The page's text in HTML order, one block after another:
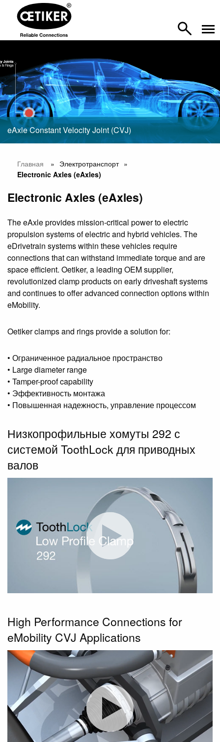
eAxle Constant Velocity Joint (CVJ)
Главная
Электротранспорт
Electronic Axles (eAxles)
Electronic Axles (eAxles)
The eAxle provides mission-critical power to electric
propulsion systems of electric and hybrid vehicles. The
eDrivetrain systems within these vehicles require
connections that can withstand immediate torque and are
space efficient. Oetiker, a leading OEM supplier,
revolutionized clamp products on early driveshaft systems
and continues to offer advanced connection options within
eMobility.
Oetiker clamps and rings provide a solution for:
• Ограниченное радиальное пространство
• Large diameter range
• Tamper-proof capability
• Эффективность монтажа
• Повышенная надежность, управление процессом
Низкопрофильные хомуты 292 с
системой ToothLock для приводных
валов
High Performance Connections for
eMobility CVJ Applications